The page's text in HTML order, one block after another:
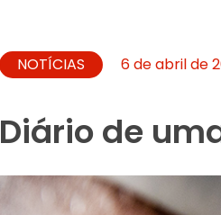
NOTÍCIAS 6 de abril de
Diário de